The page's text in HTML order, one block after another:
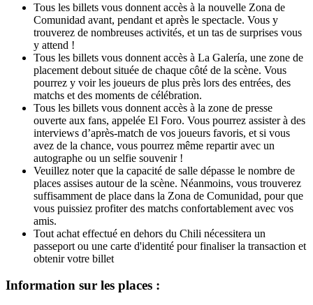
Tous les billets vous donnent accès à la nouvelle Zona de
Comunidad avant, pendant et après le spectacle. Vous y
trouverez de nombreuses activités, et un tas de surprises vous
y attend !
Tous les billets vous donnent accès à La Galería, une zone de
placement debout située de chaque côté de la scène. Vous
pourrez y voir les joueurs de plus près lors des entrées, des
matchs et des moments de célébration.
Tous les billets vous donnent accès à la zone de presse
ouverte aux fans, appelée El Foro. Vous pourrez assister à des
interviews d’après-match de vos joueurs favoris, et si vous
avez de la chance, vous pourrez même repartir avec un
autographe ou un selfie souvenir !
Veuillez noter que la capacité de salle dépasse le nombre de
places assises autour de la scène. Néanmoins, vous trouverez
suffisamment de place dans la Zona de Comunidad, pour que
vous puissiez profiter des matchs confortablement avec vos
amis.
Tout achat effectué en dehors du Chili nécessitera un
passeport ou une carte d'identité pour finaliser la transaction et
obtenir votre billet
Information sur les places :